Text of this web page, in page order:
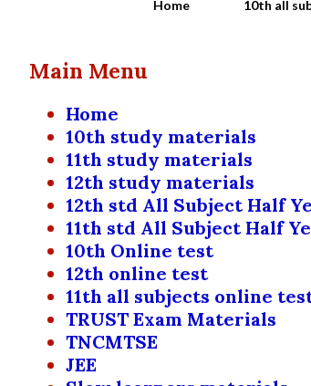
Home
10th all
Main Menu
Home
10th study materials
11th study materials
12th study materials
12th std All Subject Half
11th std All Subject Half
10th Online test
12th online test
11th all subjects online
TRUST Exam Materials
TNCMTSE
JEE